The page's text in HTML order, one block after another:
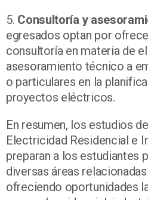
5. Consultoría y
egresados optan por
consultoría en materia de
asesoramiento técnico a
o particulares en la
proyectos eléctricos.
En resumen, los estudios
Electricidad Residencial e
preparan a los estudiantes
diversas áreas
ofreciendo oportunidades